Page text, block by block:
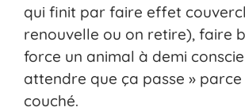
qui finit par faire effet
renouvelle ou on retire), faire
force un animal à demi
attendre que ça passe » parce
couché.